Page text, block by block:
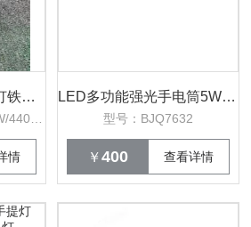
多功能铁路袖珍信号灯铁路检修红绿白电筒
情
LED多功能强光手电筒5W电量显示IP66防水
型号：BJQ7632
￥400 查看详情